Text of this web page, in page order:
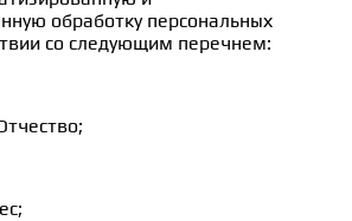
обработку персональных
со следующим перечнем: